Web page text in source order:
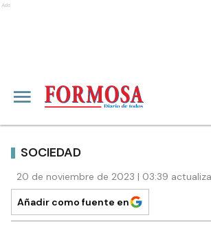
Ads
SOCIEDAD
20 de noviembre de 2023 | 03:39
Añadir como fuente en